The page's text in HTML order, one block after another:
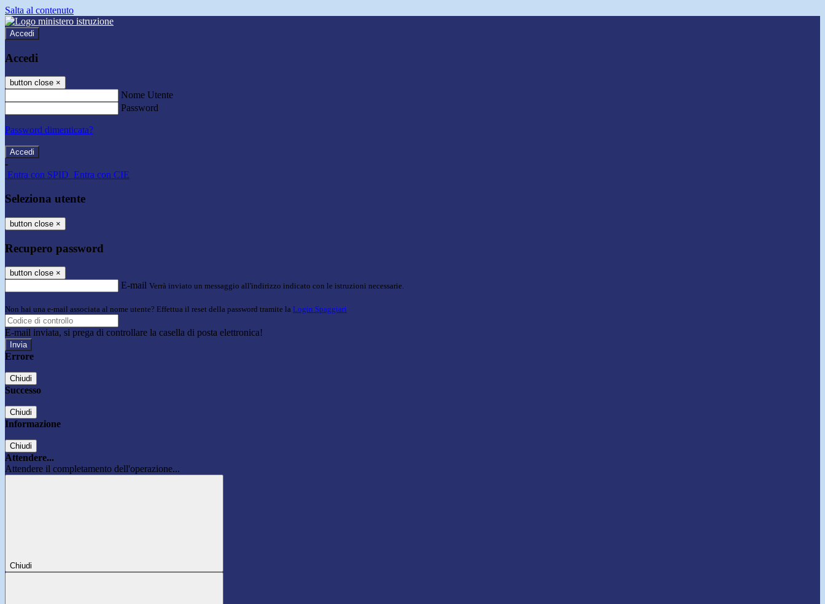
Salta al contenuto
Accedi
Accedi
button close ×
Nome Utente
Password
Password dimenticata?
-
Entra con SPID Entra con CIE
Seleziona utente
button close ×
Recupero password
button close ×
E-mail Verrà inviato un messaggio all'indirizzo indicato con le istruzioni necessarie.
Non hai una e-mail associata al nome utente? Effettua il reset della password tramite la Login Spaggiari
E-mail inviata, si prega di controllare la casella di posta elettronica!
Errore
Chiudi
Successo
Chiudi
Informazione
Chiudi
Attendere...
Attendere il completamento dell'operazione...
Chiudi